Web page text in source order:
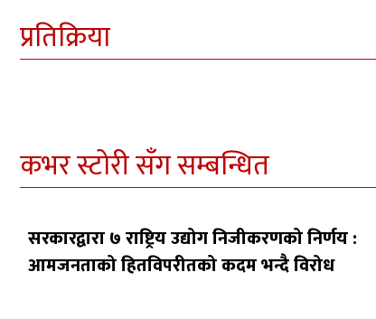
प्रतिक्रिया
कभर स्टोरी सँग सम्बन्धित
सरकारद्वारा ७ राष्ट्रिय उद्योग निजीकरणको निर्णय :
आमजनताको हितविपरीतको कदम भन्दै विरोध